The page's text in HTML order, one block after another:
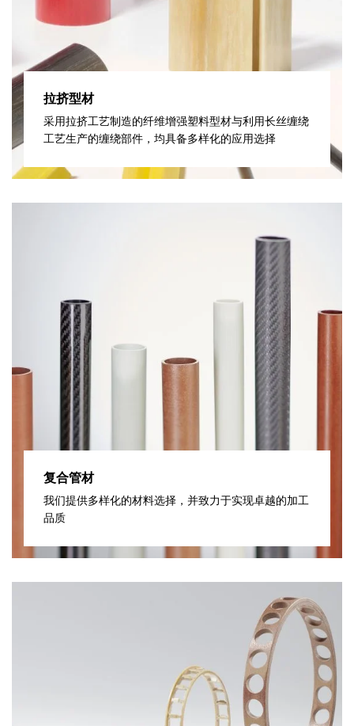
拉挤型材
采用拉挤工艺制造的纤维增强塑料型材与利用长丝缠绕
工艺生产的缠绕部件，均具备多样化的应用选择
复合管材
我们提供多样化的材料选择，并致力于实现卓越的加工
品质